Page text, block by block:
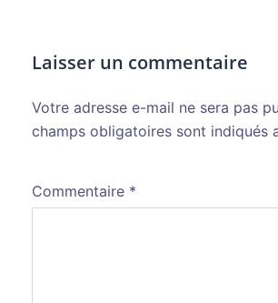
Laisser un commentaire
Votre adresse e-mail ne sera pas
champs obligatoires sont indiqués
Commentaire *
Alternative: